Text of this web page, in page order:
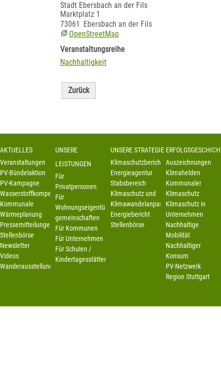
Stadt Ebersbach an der Fils
Marktplatz 1
73061
Ebersbach an der Fils
OpenStreetMap
Veranstaltungsreihe
Nachhaltigkeit
Zurück
AKTUELLES
Veranstaltungen
PV-Bündelaktion
PV-Kampagne
Wasserstoffkompetenzstelle
Kommunale
Wärmeplanung
Pressemitteilungen
Stellenbörse
Newsletter
Videos
Wanderausstellung
UNSERE
LEISTUNGEN
Für
Privatpersonen
Für
Wohnungseigentümer-
gemeinschaften
Für Kommunen
Für Unternehmen
Für Schulen /
Kindertagesstätten
UNSERE STRATEGIE
Klimaschutzbericht
Energieagentur
Stabsbereich
Klimaschutz und
Klimawandelanpassung
Energiebericht
Stellenbörse
Auszeichnungen
Klimahelden
Kommunaler
Klimaschutz
Klimaschutz in
Unternehmen
Nachhaltige
Mobilität
Nachhaltiger
Konsum
PV-Netzwerk
Region Stuttgart